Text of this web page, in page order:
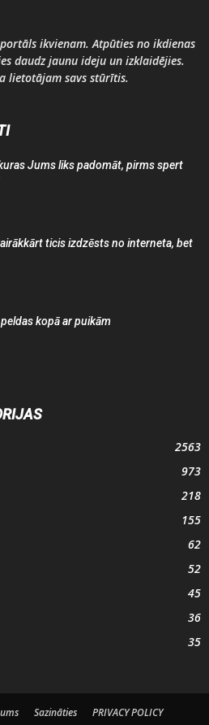
ikvienam. Atpūties no ikdienas
daudz jaunu ideju un izklaidējies.
lietotājam savs stūrītis.
Jums liks padomāt, pirms spert
ticis izdzēsts no interneta, bet
kopā ar puikām
2563
973
218
155
62
52
45
36
35
Sazināties
PRIVACY POLICY